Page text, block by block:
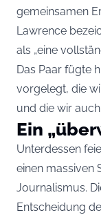
gemeinsamen
Lawrence
als „eine
Das Paar fügte
vorgelegt, die
und die wir
Ein
Unterdessen
einen massiven
Journalismus.
Entscheidung